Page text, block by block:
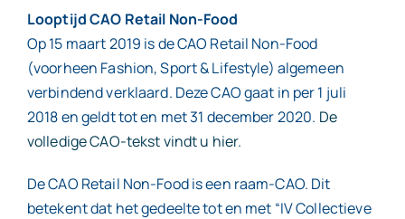
Looptijd CAO Retail Non-Food
Op 15 maart 2019 is de CAO Retail Non-Food
(voorheen Fashion, Sport & Lifestyle) algemeen
verbindend verklaard. Deze CAO gaat in per 1 juli
2018 en geldt tot en met 31 december 2020. De
volledige CAO-tekst vindt u hier.
De CAO Retail Non-Food is een raam-CAO. Dit
betekent dat het gedeelte tot en met “IV Collectieve